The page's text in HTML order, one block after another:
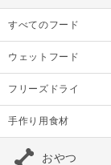
すべてのフード
ウェットフード
フリーズドライ
手作り用食材
おやつ